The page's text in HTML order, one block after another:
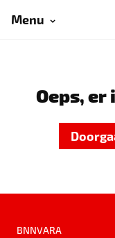
Menu
Oeps, er
BNNVARA